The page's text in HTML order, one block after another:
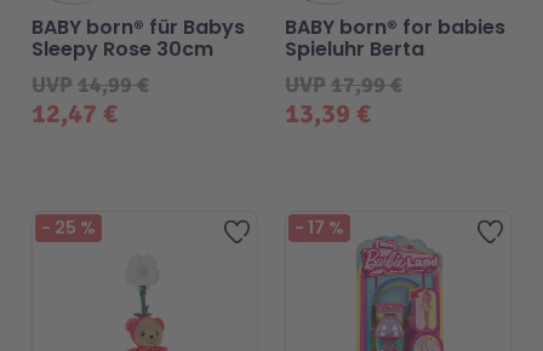
12,47 €
UVP14,99 €
BABY born® für Babys
Sleepy Rose 30cm
13,39 €
UVP17,99 €
BABY born® for babies
Spieluhr Berta
Zur Wunschliste hinzufügen
- 25 % Zur
- 17 %